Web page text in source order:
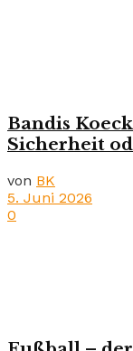
Bandis
Sicherheit
von BK
5. Juni 2026
0